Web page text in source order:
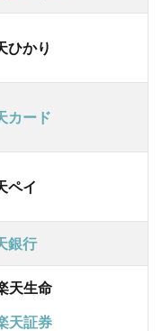
ひかり
カード
ペイ
銀行
天生命
天証券